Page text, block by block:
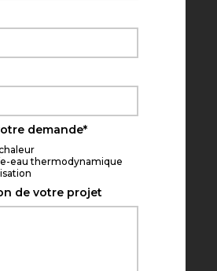
demande*
eau thermodynamique
de votre projet